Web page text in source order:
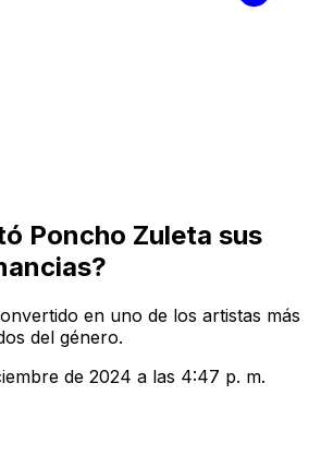
Poncho Zuleta sus
en uno de los artistas más
del género.
de 2024 a las 4:47 p. m.